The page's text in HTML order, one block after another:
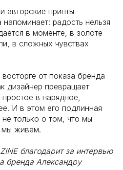
авторские принты
радость нельзя
в моменте, в золоте
в сложных чувствах
от показа бренда
дизайнер превращает
в нарядное,
И в этом его подлинная
только о том, что мы
мы живем.
благодарит за интервью
бренда Александру
Reserved.
в качестве средства
о регистрации ЭЛ
Федеральной службой по
технологий и
(Роскомнадзор).